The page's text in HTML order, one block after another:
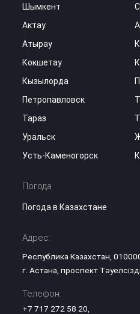
Шымкент
Актау
Атырау
Кокшетау
Кызылорда
Петропавловск
Тараз
Уральск
Усть-Каменогорск
Погода
Погода в Казахстане
Адрес:
Республика Казахстан,
г. Астана, проспект
Телефон:
+7 717 272 58 20,